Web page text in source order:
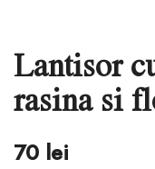
Lantisor
rasina si
70 lei